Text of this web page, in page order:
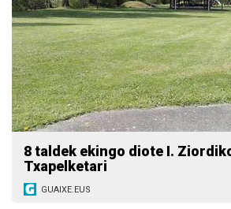
8 taldek ekingo diote I.
Txapelketari
GUAIXE.EUS